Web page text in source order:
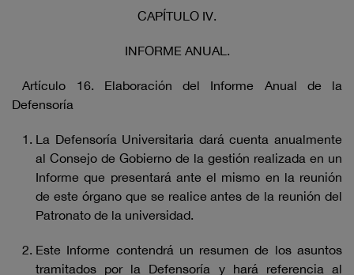
CAPÍTULO IV.
INFORME ANUAL.
Artículo 16. Elaboración del Informe Anual de la
Defensoría
La Defensoría Universitaria dará cuenta anualmente
al Consejo de Gobierno de la gestión realizada en un
Informe que presentará ante el mismo en la reunión
de este órgano que se realice antes de la reunión del
Patronato de la universidad.
Este Informe contendrá un resumen de los asuntos
tramitados por la Defensoría y hará referencia al